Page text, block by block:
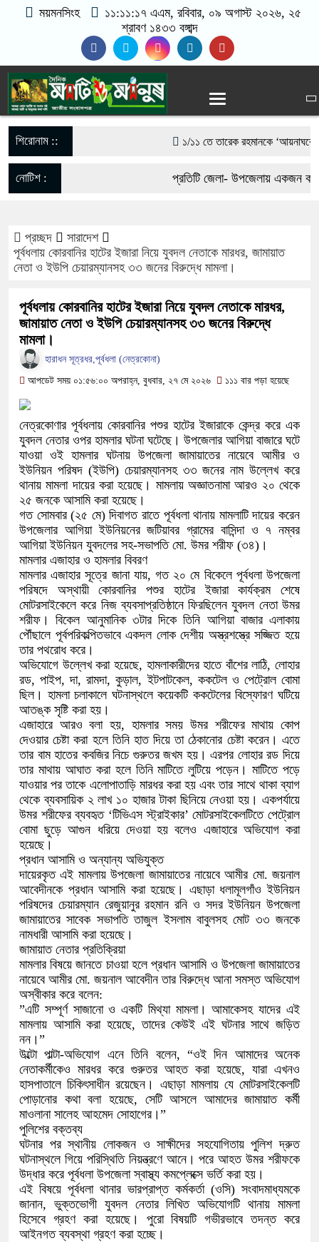
ময়মনসিংহ ১১:১১:১৮ এএম, রবিবার, ০৯ অগাস্ট ২০২৬, ২৫
শ্রাবণ ১৪৩৩ বঙ্গাব্দ
শিরোনাম :: ১/১১ তে তারেক রহমানকে ‘আয়নাঘরে’
গণঅভ্যুত্থানের সঙ্গে প্রথম বেইমানি
রিজভী
সামাজিক অপরাধ প্রতিরোধে কেন্দুয়ায়
নেত্রকোনায় অগ্নিকাণ্ডে ক্ষতিগ্রস্ত
শাস্তির বদলে সাভারের ওসি পদে
পড়েছে মেহেরপুরবাসী
আনুষ্ঠানিক উদ্বোধন
হস্তান্তর
নোটিশ : প্রতিটি জেলা- উপজেলায় একজন
প্রচ্ছদ
সারাদেশ
পূর্বধলায় কোরবানির হাটের ইজারা নিয়ে যুবদল নেতাকে মারধর, জামায়াত
নেতা ও ইউপি চেয়ারম্যানসহ ৩৩ জনের বিরুদ্ধে মামলা।
পূর্বধলায় কোরবানির হাটের ইজারা নিয়ে যুবদল নেতাকে মারধর,
জামায়াত নেতা ও ইউপি চেয়ারম্যানসহ ৩৩ জনের বিরুদ্ধে
মামলা।
হারাধন সূত্রধর,পূর্বধলা (নেত্রকোনা)
আপডেট সময় ০১:৫৬:০০ অপরাহ্ন, বুধবার, ২৭ মে ২০২৬
১১১ বার পড়া হয়েছে
নেত্রকোণার পূর্বধলায় কোরবানির পশুর হাটের ইজারাকে কেন্দ্র করে এক
যুবদল নেতার ওপর হামলার ঘটনা ঘটেছে। উপজেলার আগিয়া বাজারে ঘটে
যাওয়া ওই হামলার ঘটনায় উপজেলা জামায়াতের নায়েবে আমীর ও
ইউনিয়ন পরিষদ (ইউপি) চেয়ারম্যানসহ ৩৩ জনের নাম উল্লেখ করে
থানায় মামলা দায়ের করা হয়েছে। মামলায় অজ্ঞাতনামা আরও ২০ থেকে
২৫ জনকে আসামি করা হয়েছে।
​গত সোমবার (২৫ মে) দিবাগত রাতে পূর্বধলা থানায় মামলাটি দায়ের করেন
উপজেলার আগিয়া ইউনিয়নের জটিয়াবর গ্রামের বাসিন্দা ও ৭ নম্বর
আগিয়া ইউনিয়ন যুবদলের সহ-সভাপতি মো. উমর শরীফ (৩৪)।
​মামলার এজাহার ও হামলার বিবরণ
​মামলার এজাহার সূত্রে জানা যায়, গত ২০ মে বিকেলে পূর্বধলা উপজেলা
পরিষদে অস্থায়ী কোরবানির পশুর হাটের ইজারা কার্যক্রম শেষে
মোটরসাইকেলে করে নিজ ব্যবসাপ্রতিষ্ঠানে ফিরছিলেন যুবদল নেতা উমর
শরীফ। বিকেল আনুমানিক ৩টার দিকে তিনি আগিয়া বাজার এলাকায়
পৌঁছালে পূর্বপরিকল্পিতভাবে একদল লোক দেশীয় অস্ত্রশস্ত্রে সজ্জিত হয়ে
তার পথরোধ করে।
​অভিযোগে উল্লেখ করা হয়েছে, হামলাকারীদের হাতে বাঁশের লাঠি, লোহার
রড, পাইপ, দা, রামদা, কুড়াল, ইটপাটকেল, ককটেল ও পেট্রোল বোমা
ছিল। হামলা চলাকালে ঘটনাস্থলে কয়েকটি ককটেলের বিস্ফোরণ ঘটিয়ে
আতঙ্ক সৃষ্টি করা হয়।
​এজাহারে আরও বলা হয়, হামলার সময় উমর শরীফের মাথায় কোপ
দেওয়ার চেষ্টা করা হলে তিনি হাত দিয়ে তা ঠেকানোর চেষ্টা করেন। এতে
তার বাম হাতের কবজির নিচে গুরুতর জখম হয়। এরপর লোহার রড দিয়ে
তার মাথায় আঘাত করা হলে তিনি মাটিতে লুটিয়ে পড়েন। মাটিতে পড়ে
যাওয়ার পর তাকে এলোপাতাড়ি মারধর করা হয় এবং তার সাথে থাকা ব্যাগ
থেকে ব্যবসায়িক ২ লাখ ১০ হাজার টাকা ছিনিয়ে নেওয়া হয়। একপর্যায়ে
উমর শরীফের ব্যবহৃত ‘টিভিএস স্ট্রাইকার’ মোটরসাইকেলটিতে পেট্রোল
বোমা ছুড়ে আগুন ধরিয়ে দেওয়া হয় বলেও এজাহারে অভিযোগ করা
হয়েছে।
​প্রধান আসামি ও অন্যান্য অভিযুক্ত
​দায়েরকৃত এই মামলায় উপজেলা জামায়াতের নায়েবে আমীর মো. জয়নাল
আবেদীনকে প্রধান আসামি করা হয়েছে। এছাড়া ধলামূলগাঁও ইউনিয়ন
পরিষদের চেয়ারম্যান রেজুয়ানুর রহমান রনি ও সদর ইউনিয়ন উপজেলা
জামায়াতের সাবেক সভাপতি তাজুল ইসলাম বাবুলসহ মোট ৩৩ জনকে
নামধারী আসামি করা হয়েছে।
​জামায়াত নেতার প্রতিক্রিয়া
​মামলার বিষয়ে জানতে চাওয়া হলে প্রধান আসামি ও উপজেলা জামায়াতের
নায়েবে আমীর মো. জয়নাল আবেদীন তার বিরুদ্ধে আনা সমস্ত অভিযোগ
অস্বীকার করে বলেন:
​”এটি সম্পূর্ণ সাজানো ও একটি মিথ্যা মামলা। আমাকেসহ যাদের এই
মামলায় আসামি করা হয়েছে, তাদের কেউই এই ঘটনার সাথে জড়িত
নন।”
​উল্টো পাল্টা-অভিযোগ এনে তিনি বলেন, “ওই দিন আমাদের অনেক
নেতাকর্মীকেও মারধর করে গুরুতর আহত করা হয়েছে, যারা এখনও
হাসপাতালে চিকিৎসাধীন রয়েছেন। এছাড়া মামলায় যে মোটরসাইকেলটি
পোড়ানোর কথা বলা হয়েছে, সেটি আসলে আমাদের জামায়াত কর্মী
মাওলানা সালেহ আহমেদ সোহাগের।”
​পুলিশের বক্তব্য
​ঘটনার পর স্থানীয় লোকজন ও সাক্ষীদের সহযোগিতায় পুলিশ দ্রুত
ঘটনাস্থলে গিয়ে পরিস্থিতি নিয়ন্ত্রণে আনে। পরে আহত উমর শরীফকে
উদ্ধার করে পূর্বধলা উপজেলা স্বাস্থ্য কমপ্লেক্সে ভর্তি করা হয়।
​এই বিষয়ে পূর্বধলা থানার ভারপ্রাপ্ত কর্মকর্তা (ওসি) সংবাদমাধ্যমকে
জানান, ভুক্তভোগী যুবদল নেতার লিখিত অভিযোগটি থানায় মামলা
হিসেবে গ্রহণ করা হয়েছে। পুরো বিষয়টি গভীরভাবে তদন্ত করে
আইনগত ব্যবস্থা গ্রহণ করা হচ্ছে।